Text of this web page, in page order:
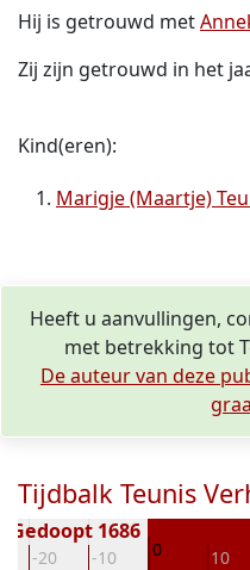
Hij is getrouwd met
Zij zijn getrouwd in het
Kind(eren):
Marigje (Maartje)
Heeft u aanvullingen,
met betrekking tot
De auteur van deze
Tijdbalk Teunis
-20 -10 0 10
Gedoopt 1686